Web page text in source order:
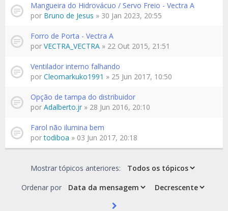
Mangueira do Hidrovácuo / Servo Freio - Vectra A
por Bruno de Jesus » 30 Jan 2023, 20:55
Forro de Porta - Vectra A
por VECTRA_VECTRA » 22 Out 2015, 21:51
Ventilador interno falhando
por Cleomarkuko1991 » 25 Jun 2017, 10:50
Opção de tampa do distribuidor
por Adalberto.jr » 28 Jun 2016, 20:10
Farol não ilumina bem
portodiboa » 03 Jun 2017, 20:18
Mostrar tópicos anteriores:
Ordenar por